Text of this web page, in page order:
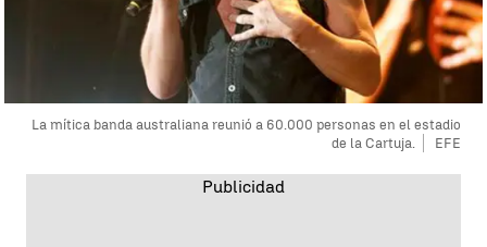
La mítica banda australiana reunió a 60.000 personas en el estadio
de la Cartuja.
EFE